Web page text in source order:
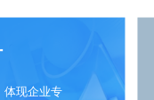
体现企业专